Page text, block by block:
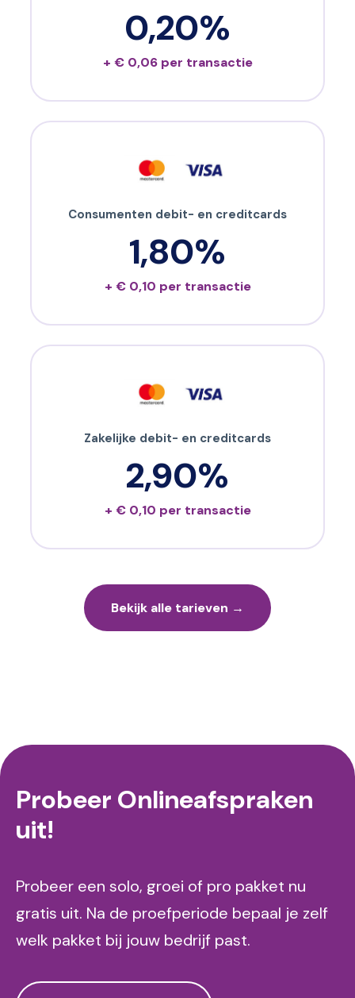
0,20%
+ € 0,06 per transactie
Consumenten debit- en creditcards
1,80%
+ € 0,10 per transactie
Zakelijke debit- en creditcards
2,90%
+ € 0,10 per transactie
Bekijk alle tarieven →
Probeer Onlineafspraken
uit!
Probeer een solo, groei of pro pakket nu
gratis uit. Na de proefperiode bepaal je zelf
welk pakket bij jouw bedrijf past.